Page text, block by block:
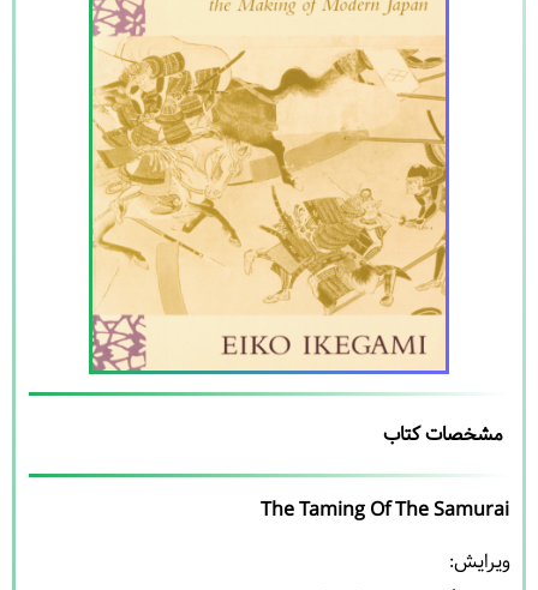
مشخصات کتاب
The Taming Of The Samurai